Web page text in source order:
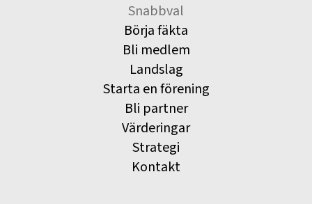
Snabbval
Börja fäkta
Bli medlem
Landslag
Starta en förening
Bli partner
Värderingar
Strategi
Kontakt